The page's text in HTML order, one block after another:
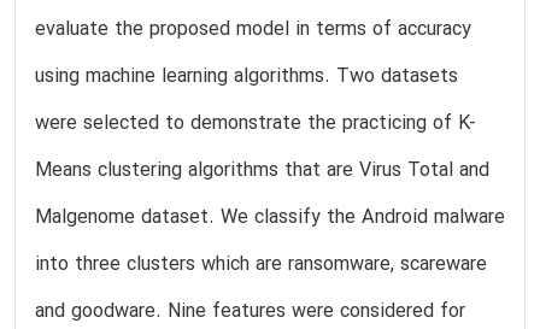
evaluate the proposed model in terms of accuracy
using machine learning algorithms. Two datasets
were selected to demonstrate the practicing of K-
Means clustering algorithms that are Virus Total and
Malgenome dataset. We classify the Android malware
into three clusters which are ransomware, scareware
and goodware. Nine features were considered for